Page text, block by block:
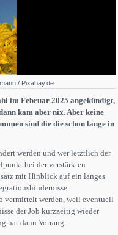
/ Pixabay.de
im Februar 2025 angekündigt,
kam aber nix. Aber keine
sind die die schon lange in
werden und wer letztlich der
bei der verstärkten
mit Hinblick auf ein langes
vermittelt werden, weil eventuell
der Job kurzzeitig wieder
hat dann Vorrang.